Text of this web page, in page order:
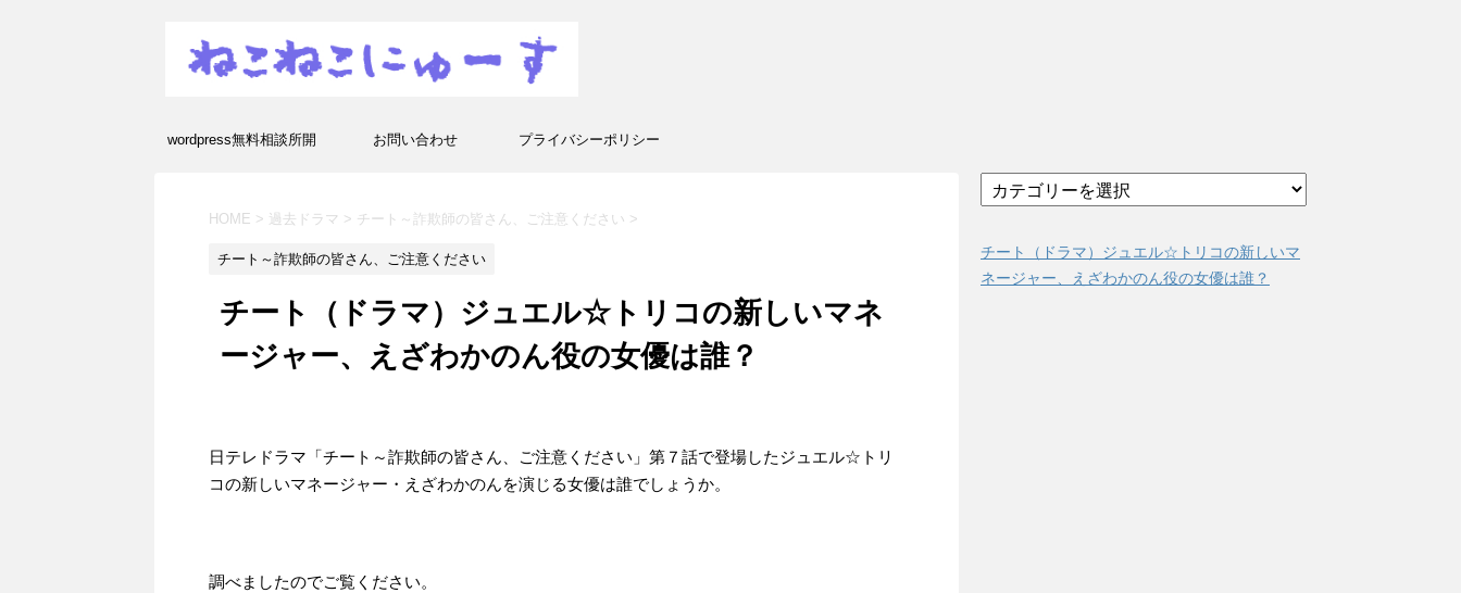
wordpress無料相談所開
ます！
お問い合わせ プライバシーポリシー
HOME > 過去ドラマ > チート～詐欺師の皆さん、ご注意ください >
チート～詐欺師の皆さん、ご注意ください
チート（ドラマ）ジュエル☆トリコの新しいマネ
ージャー、えざわかのん役の女優は誰？
日テレドラマ「チート～詐欺師の皆さん、ご注意ください」第７話で登場したジュエル☆トリ
コの新しいマネージャー・えざわかのんを演じる女優は誰でしょうか。
調べましたのでご覧ください。
テ
リ
ー
チート（ドラマ）ジュエル☆トリコの新しいマ
ネージャー、えざわかのん役の女優は誰？